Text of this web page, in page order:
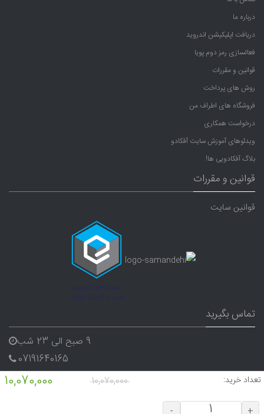
تعداد خرید: 10,070,000
10,070,000
درباره ما
دریافت اپلیکیشن اندروید
فعالسازی رمز دوم پویا
قوانین و مقررات
روش های پرداخت
فروشگاه های اطراف من
درخواست همکاری
ویدئوهای آموزش سایت آفکادو
بلاگ آفکادویی ها!
قوانین و مقررات
قوانین سایت
تماس بگیرید
9 صبح الی 23 شب
07191640165
09338282656